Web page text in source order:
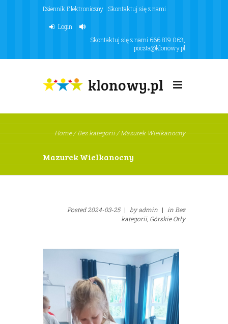
Dziennik Elektroniczny Skontaktuj się z nami
Login
Skontaktuj się z nami 666 819 063
poczta@klonowy.pl
klonowy.pl
Home/Bez kategorii/Mazurek Wielkanocny
Mazurek Wielkanocny
Posted2024-03-25 | byadmin | inBez
kategorii, Górskie Orły